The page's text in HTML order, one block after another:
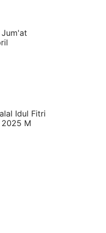
Jum'at
Idul Fitri
M